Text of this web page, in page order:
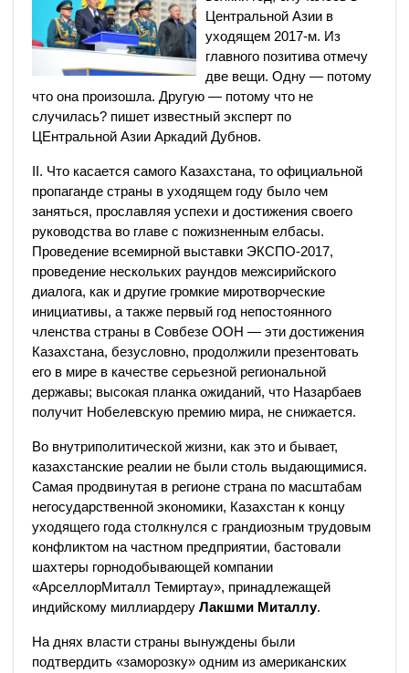
Центральной Азии в
уходящем 2017-м. Из
главного позитива отмечу
две вещи. Одну — потому
что она произошла. Другую — потому что не
случилась? пишет известный эксперт по
ЦЕнтральной Азии Аркадий Дубнов.
II. Что касается самого Казахстана, то официальной
пропаганде страны в уходящем году было чем
заняться, прославляя успехи и достижения своего
руководства во главе с пожизненным елбасы.
Проведение всемирной выставки ЭКСПО-2017,
проведение нескольких раундов межсирийского
диалога, как и другие громкие миротворческие
инициативы, а также первый год непостоянного
членства страны в Совбезе ООН — эти достижения
Казахстана, безусловно, продолжили презентовать
его в мире в качестве серьезной региональной
державы; высокая планка ожиданий, что Назарбаев
получит Нобелевскую премию мира, не снижается.
Во внутриполитической жизни, как это и бывает,
казахстанские реалии не были столь выдающимися.
Самая продвинутая в регионе страна по масштабам
негосударственной экономики, Казахстан к концу
уходящего года столкнулся с грандиозным трудовым
конфликтом на частном предприятии, бастовали
шахтеры горнодобывающей компании
«АрселлорМиталл Темиртау», принадлежащей
индийскому миллиардеру Лакшми Миталлу.
На днях власти страны вынуждены были
подтвердить «заморозку» одним из американских